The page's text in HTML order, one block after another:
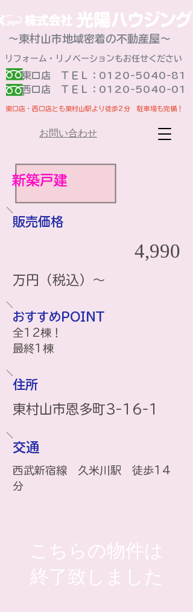
お問い合わせ
～東村山市地域密着の不動産屋～
東口店 ＴＥＬ：0120-5040-81
​西口店 ＴＥＬ：0120-5040-01
リフォーム・リノベーションもお任せください
東口店・西口店とも東村山駅より徒歩2分 駐車場も完備！
新築戸建
販売価格
4,990
万円（税込）～
おすすめPOINT
全12棟！
​最終1棟
住所
​東村山市恩多町3-16-1
交通
西武新宿線 久米川駅 徒歩14
分
こちらの物件は
​終了致しました